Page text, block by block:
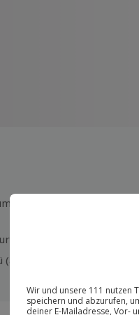
mit gedimmtem Licht
Masken für ihre
Wunsch auch